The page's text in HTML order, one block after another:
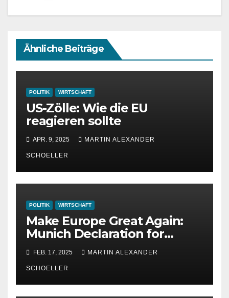
Ähnliche Beiträge
POLITIK WIRTSCHAFT
US-Zölle: Wie die EU
reagieren sollte
APR. 9, 2025 MARTIN ALEXANDER
SCHOELLER
POLITIK WIRTSCHAFT
Make Europe Great Again:
Munich Declaration for
Strength, Peace and
Freedom
FEB. 17, 2025 MARTIN ALEXANDER
SCHOELLER